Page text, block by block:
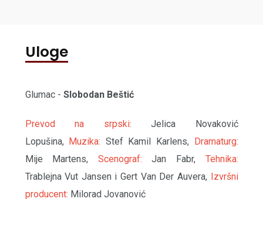
Uloge
Glumac - Slobodan Beštić
Prevod na srpski: Jelica Novaković
Lopušina, Muzika: Stef Kamil Karlens,
Dramaturg:
Mije Martens, Scenograf: Jan Fabr, Tehnika:
Trablejna Vut Jansen i Gert Van Der Auvera,
Izvršni
producent: Milorad Jovanović